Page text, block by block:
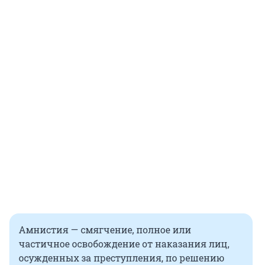
Амнистия — смягчение, полное или
частичное освобождение от наказания лиц,
осужденных за преступления, по решению